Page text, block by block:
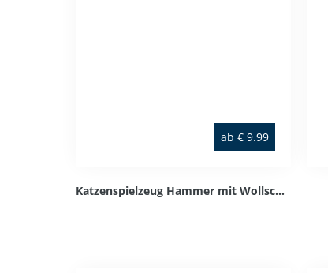
ab € 9.99
Katzenspielzeug Hammer mit Wollschnur